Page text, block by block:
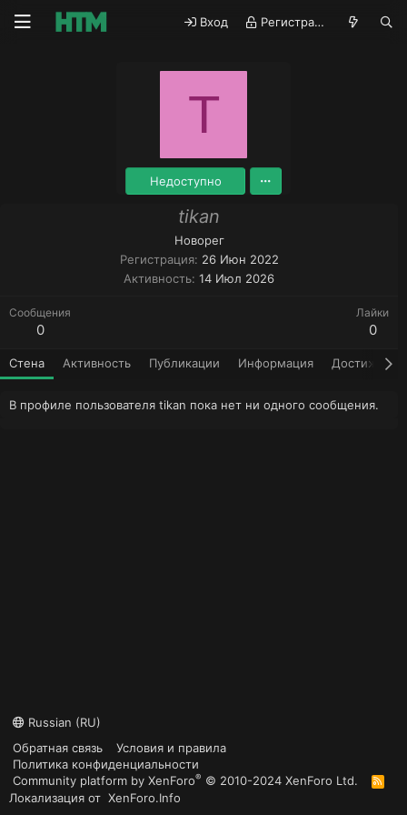
Вход Регистрация
T
Недоступно
tikan
Новорег
Регистрация 26 Июн 2022
Активность 14 Июл 2026
Сообщения
0
Лайки
0
Стена Активность Публикации Информация Достижения
В профиле пользователя tikan пока нет ни одного сообщения.
Russian (RU)
Обратная связь
Условия и правила
Политика конфиденциальности
Community platform by XenForo® © 2010-2024 XenForo Ltd.
R
S
Локализация от XenForo.Info